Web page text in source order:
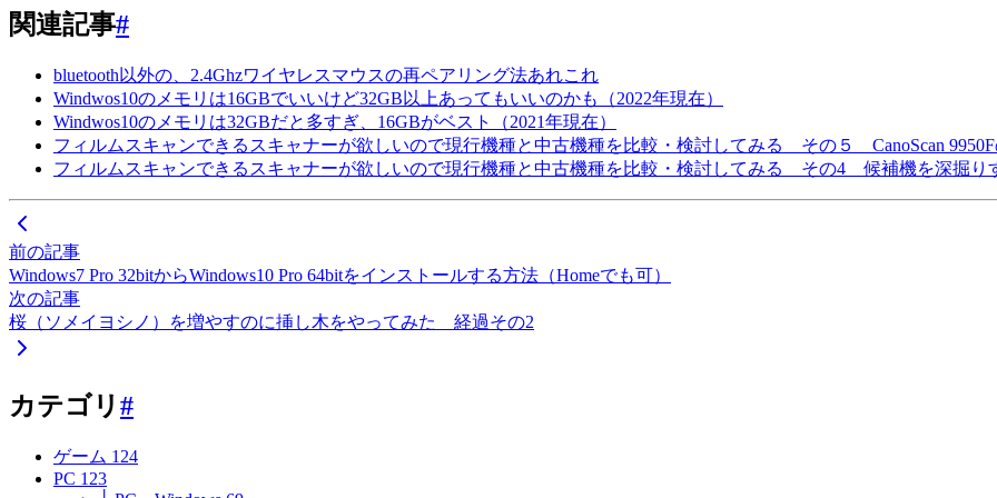
関連記事#
bluetooth以外の、2.4Ghzワイヤレスマウスの再ペアリング法あれこれ
Windwos10のメモリは16GBでいいけど32GB以上あってもいいのかも（2022年現在）
Windwos10のメモリは32GBだと多すぎ、16GBがベスト（2021年現在）
フィルムスキャンできるスキャナーが欲しいので現行機種と中古機種を比較・検討してみる その５ CanoScan
フィルムスキャンできるスキャナーが欲しいので現行機種と中古機種を比較・検討してみる その4 候補機を深掘り
前の記事
Windows7 Pro 32bitからWindows10 Pro 64bitをインストールする方法（Homeでも可）
次の記事
桜（ソメイヨシノ）を増やすのに挿し木をやってみた 経過その2
カテゴリ #
ゲーム 124
PC 123